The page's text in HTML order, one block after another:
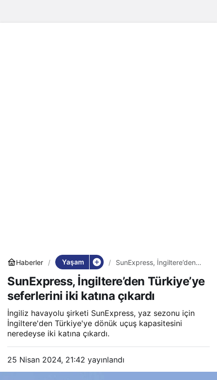
Haberler Yaşam
SunExpress, İngiltere’den
katına çıkardı
SunExpress, İngiltere’den Türkiye’ye
seferlerini iki katına çıkardı
İngiliz havayolu şirketi SunExpress, yaz sezonu için
İngiltere'den Türkiye'ye dönük uçuş kapasitesini
neredeyse iki katına çıkardı.
25 Nisan 2024, 21:42 yayınlandı